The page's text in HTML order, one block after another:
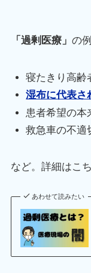
「過剰医療」 の
寝たきり高齢
湿布に代表さ
患者希望の本
救急車の不適
など。詳細はこ
あわせて読みたい